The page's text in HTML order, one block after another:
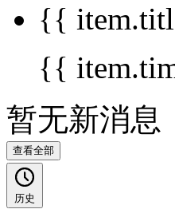
{{
{{
暂无新消息
查看全部
历史